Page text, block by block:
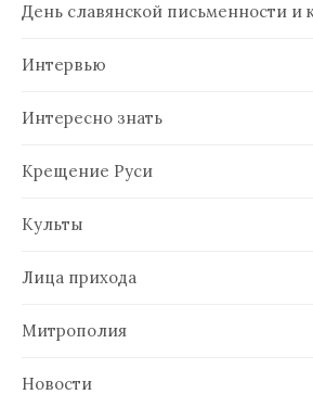
День славянской письменности и
Интервью
Интересно знать
Крещение Руси
Культы
Лица прихода
Митрополия
Новости